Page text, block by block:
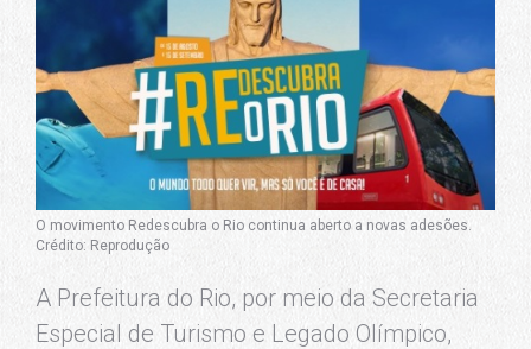
O movimento Redescubra o Rio continua aberto a novas adesões.
Crédito: Reprodução
A Prefeitura do Rio, por meio da Secretaria
Especial de Turismo e Legado Olímpico,